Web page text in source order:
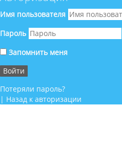
Имя пользователя
Пароль
Запомнить меня
Потеряли пароль?
| Назад к авторизации